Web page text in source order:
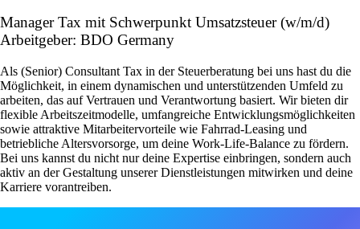
Manager Tax mit Schwerpunkt Umsatzsteuer (w/m/d)
Arbeitgeber: BDO Germany
Als (Senior) Consultant Tax in der Steuerberatung bei uns hast du die
Möglichkeit, in einem dynamischen und unterstützenden Umfeld zu
arbeiten, das auf Vertrauen und Verantwortung basiert. Wir bieten dir
flexible Arbeitszeitmodelle, umfangreiche Entwicklungsmöglichkeiten
sowie attraktive Mitarbeitervorteile wie Fahrrad-Leasing und
betriebliche Altersvorsorge, um deine Work-Life-Balance zu fördern.
Bei uns kannst du nicht nur deine Expertise einbringen, sondern auch
aktiv an der Gestaltung unserer Dienstleistungen mitwirken und deine
Karriere vorantreiben.